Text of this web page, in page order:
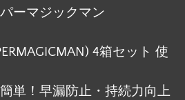
ーマジックマン
4箱セット 使
単！早漏防止・持続力向上